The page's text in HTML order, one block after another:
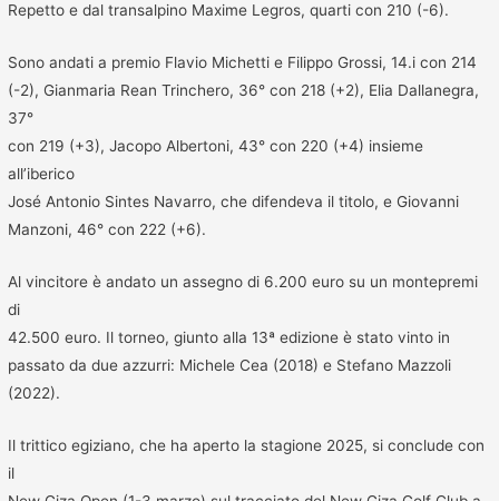
Repetto e dal transalpino Maxime Legros, quarti con 210 (-6).
Sono andati a premio Flavio Michetti e Filippo Grossi, 14.i con 214
(-2), Gianmaria Rean Trinchero, 36° con 218 (+2), Elia Dallanegra,
37°
con 219 (+3), Jacopo Albertoni, 43° con 220 (+4) insieme
all’iberico
José Antonio Sintes Navarro, che difendeva il titolo, e Giovanni
Manzoni, 46° con 222 (+6).
Al vincitore è andato un assegno di 6.200 euro su un montepremi
di
42.500 euro. Il torneo, giunto alla 13ª edizione è stato vinto in
passato da due azzurri: Michele Cea (2018) e Stefano Mazzoli
(2022).
Il trittico egiziano, che ha aperto la stagione 2025, si conclude con
il